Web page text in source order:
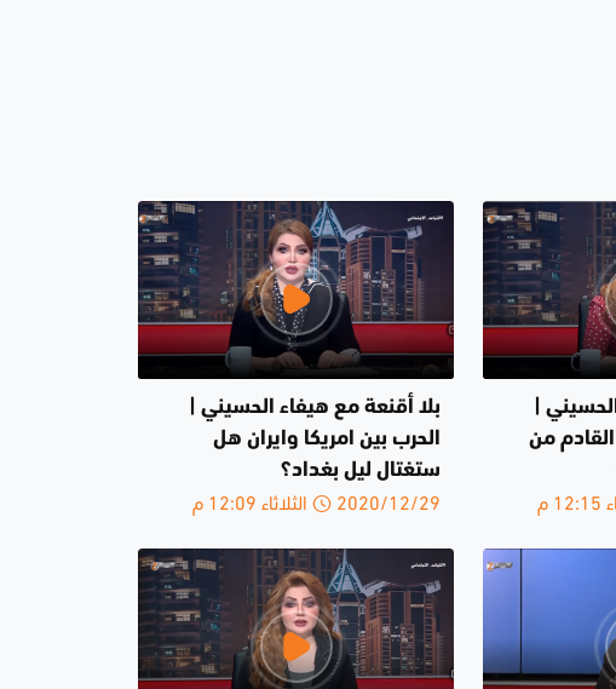
|
من
بلا أقنعة مع هيفاء الحسيني |
الحرب بين امريكا وايران هل
ستغتال ليل بغداد؟
2020/12/29 الثلاثاء 12:09 م